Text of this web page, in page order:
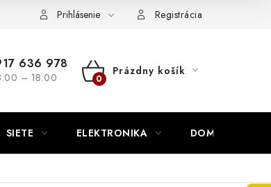
Napíšte námPrihlásenie Registrácia
636 978
– 18:00
NÁKUPNÝ
Prázdny košík
SIETE ELEKTRONIKA DOMÁCNOSŤ